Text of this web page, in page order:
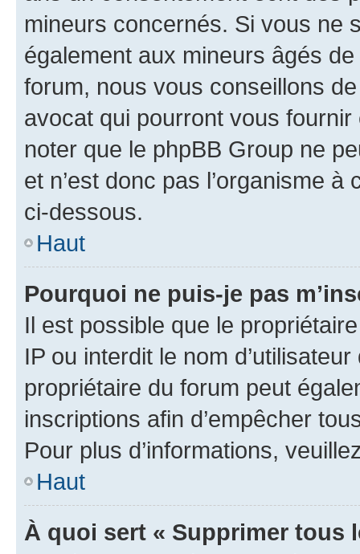
mineurs concernés. Si vous ne
également aux mineurs âgés
forum, nous vous conseillons
avocat qui pourront vous
noter que le phpBB Group ne
et n’est donc pas l’organisme
ci-dessous.
Haut
Pourquoi ne puis-je pas
Il est possible que le
IP ou interdit le nom
propriétaire du forum peut
inscriptions afin d’empêcher
Pour plus d’informations,
Haut
À quoi sert « Supprimer tous